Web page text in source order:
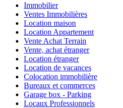
Immobilier
Ventes Immobilières
Location maison
Location Appartement
Vente Achat Terrain
Vente, achat étranger
Location étranger
Location de vacances
Colocation immobilière
Bureaux et commerces
Garage box - Parking
Locaux Professionnels